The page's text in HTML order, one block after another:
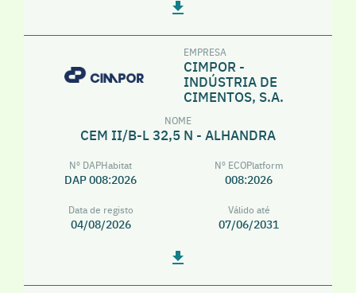
EMPRESA
CIMPOR -
INDÚSTRIA DE
CIMENTOS, S.A.
NOME
CEM II/B-L 32,5 N - ALHANDRA
Nº DAPHabitat
DAP 008:2026
Nº ECOPlatform
008:2026
Data de registo
04/08/2026
Válido até
07/06/2031